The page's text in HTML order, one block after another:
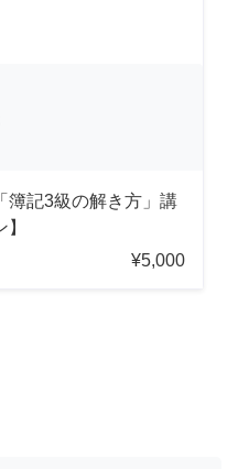
簿記3級の解き方」講
¥5,000